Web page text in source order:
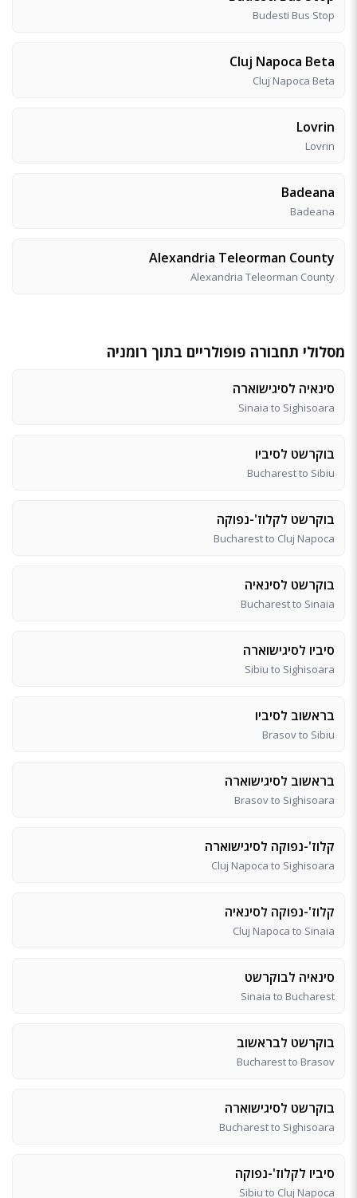
Budesti Bus Stop
Cluj Napoca Beta
Cluj Napoca Beta
Lovrin
Lovrin
Badeana
Badeana
Alexandria Teleorman County
Alexandria Teleorman County
מסלולי תחבורה פופולריים בתוך רומניה
סינאיה לסיגישוארה
Sinaia to Sighisoara
בוקרשט לסיביו
Bucharest to Sibiu
בוקרשט לקלוז'-נפוקה
Bucharest to Cluj Napoca
בוקרשט לסינאיה
Bucharest to Sinaia
סיביו לסיגישוארה
Sibiu to Sighisoara
בראשוב לסיביו
Brasov to Sibiu
בראשוב לסיגישוארה
Brasov to Sighisoara
קלוז'-נפוקה לסיגישוארה
Cluj Napoca to Sighisoara
קלוז'-נפוקה לסינאיה
Cluj Napoca to Sinaia
סינאיה לבוקרשט
Sinaia to Bucharest
בוקרשט לבראשוב
Bucharest to Brasov
בוקרשט לסיגישוארה
Bucharest to Sighisoara
סיביו לקלוז'-נפוקה
Sibiu to Cluj Napoca